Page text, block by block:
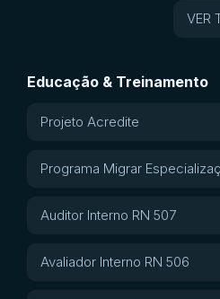
VER
Educação & Treinamento
Projeto Acredite
Programa Migrar
Auditor Interno RN 507
Avaliador Interno RN 506